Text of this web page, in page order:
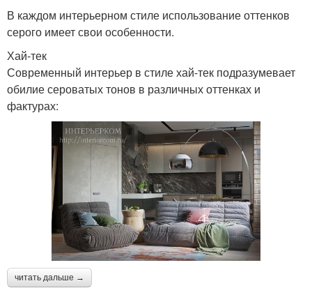
В каждом интерьерном стиле использование оттенков
серого имеет свои особенности.
Хай-тек
Современный интерьер в стиле хай-тек подразумевает
обилие сероватых тонов в различных оттенках и
фактурах:
читать дальше →